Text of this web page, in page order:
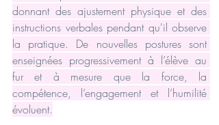
donnant des ajustement physique et des
instructions verbales pendant qu'il observe
la pratique. De nouvelles postures sont
enseignées progressivement à l’élève au
fur et à mesure que la force, la
compétence, l’engagement et l’humilité
évoluent.